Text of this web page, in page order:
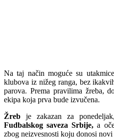
Na taj način moguće su
klubova iz nižeg ranga, bez
parova. Prema pravilima žreba,
ekipa koja prva bude izvučena.
Žreb je zakazan za
Fudbalskog saveza Srbije, a
zbog neizvesnosti koju donosi novi